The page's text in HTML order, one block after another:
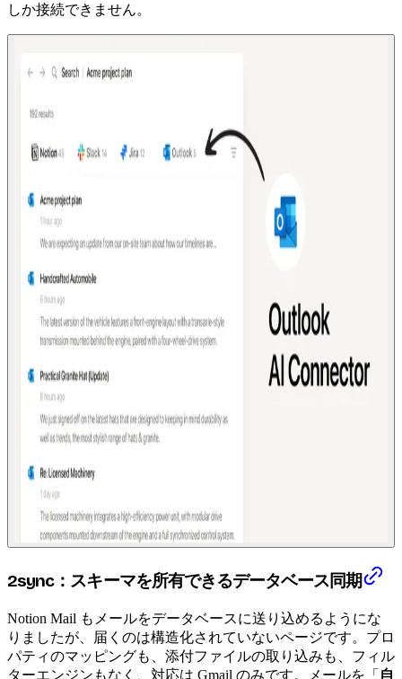
しか接続できません。
2sync：スキーマを所有できるデータベース同期
Notion Mail もメールをデータベースに送り込めるようにな
りましたが、届くのは構造化されていないページです。プロ
パティのマッピングも、添付ファイルの取り込みも、フィル
ターエンジンもなく、対応は Gmail のみです。メールを「 自